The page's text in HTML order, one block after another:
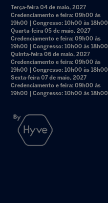
Terça-feira 04 de maio, 2027
Credenciamento e feira: 09h00 às
19h00 | Congresso: 10h00 às 18h00
Quarta-feira 05 de maio, 2027
Credenciamento e feira: 09h00 às
19h00 | Congresso: 10h00 às 18h00
Quinta-feira 06 de maio, 2027
Credenciamento e feira: 09h00 às
19h00 | Congresso: 10h00 às 18h00
Sexta-feira 07 de maio, 2027
Credenciamento e feira: 09h00 às
19h00 | Congresso: 10h00 às 18h00